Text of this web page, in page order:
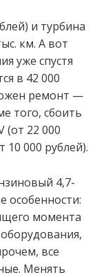
и турбина
км. А вот
уже спустя
в 42 000
ремонт —
того, сбоить
(от 22 000
10 000 рублей).
4,7-
особенности:
момента
все
Менять